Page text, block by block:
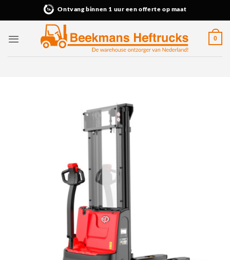
Ontvang binnen 1 uur een offerte op maat
0